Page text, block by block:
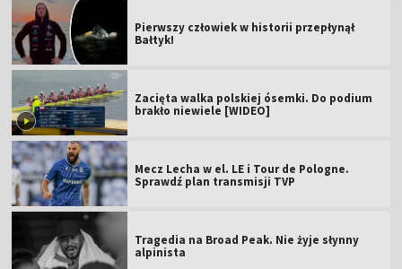
Pierwszy człowiek w historii przepłynął
Bałtyk!
Zacięta walka polskiej ósemki. Do podium
brakło niewiele [WIDEO]
Mecz Lecha w el. LE i Tour de Pologne.
Sprawdź plan transmisji TVP
Tragedia na Broad Peak. Nie żyje słynny
alpinista